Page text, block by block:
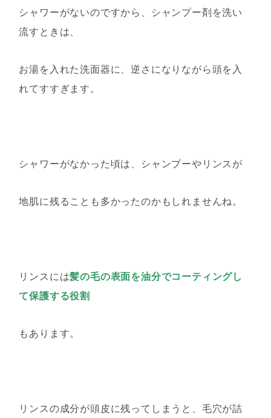
シャワーがないのですから、 シャンプー剤を洗い
流すときは、
お湯を入れた洗面器に、逆さになりながら頭を入
れてすすぎます。
シャワーがなかった頃は、シャンプーやリンスが
地肌に残ることも多かったのかもしれませんね。
リンスには髪の毛の表面を油分でコーティングし
て保護する役割
もあります。
リンスの成分が頭皮に残ってしまうと、毛穴が詰